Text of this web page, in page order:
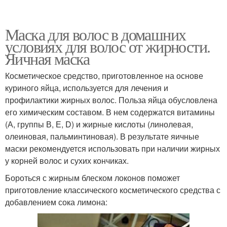
Маска для волос в домашних
условиях для волос от жирности.
Яичная маска
Косметическое средство, приготовленное на основе
куриного яйца, используется для лечения и
профилактики жирных волос. Польза яйца обусловлена
его химическим составом. В нем содержатся витамины
(А, группы В, Е, D) и жирные кислоты (линолевая,
олеиновая, пальминтиновая). В результате яичные
маски рекомендуется использовать при наличии жирных
у корней волос и сухих кончиках.
Бороться с жирным блеском локонов поможет
приготовление классического косметического средства с
добавлением сока лимона: